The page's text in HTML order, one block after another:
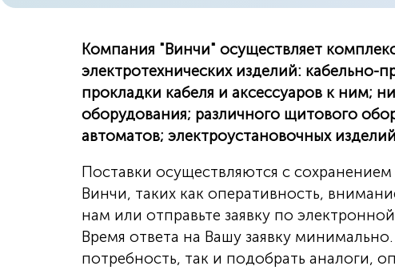
Компания "Винчи" осуществляет
электротехнических изделий:
прокладки кабеля и аксессуаров к ним;
оборудования; различного щитового
автоматов; электроустановочных
Поставки осуществляются с
Винчи, таких как оперативность,
нам или отправьте заявку по
Время ответа на Вашу заявку
потребность, так и подобрать аналоги,